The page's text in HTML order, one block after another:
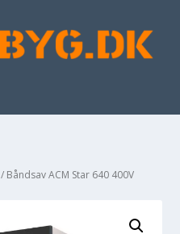
/ Båndsav ACM Star 640 400V